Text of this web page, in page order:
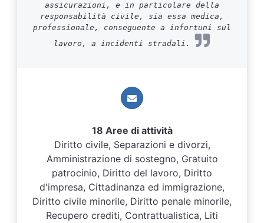
assicurazioni, e in particolare della
responsabilità civile, sia essa medica,
professionale, conseguente a infortuni sul
lavoro, a incidenti stradali.
18 Aree di attività
Diritto civile, Separazioni e divorzi,
Amministrazione di sostegno, Gratuito
patrocinio, Diritto del lavoro, Diritto
d'impresa, Cittadinanza ed immigrazione,
Diritto civile minorile, Diritto penale minorile,
Recupero crediti, Contrattualistica, Liti